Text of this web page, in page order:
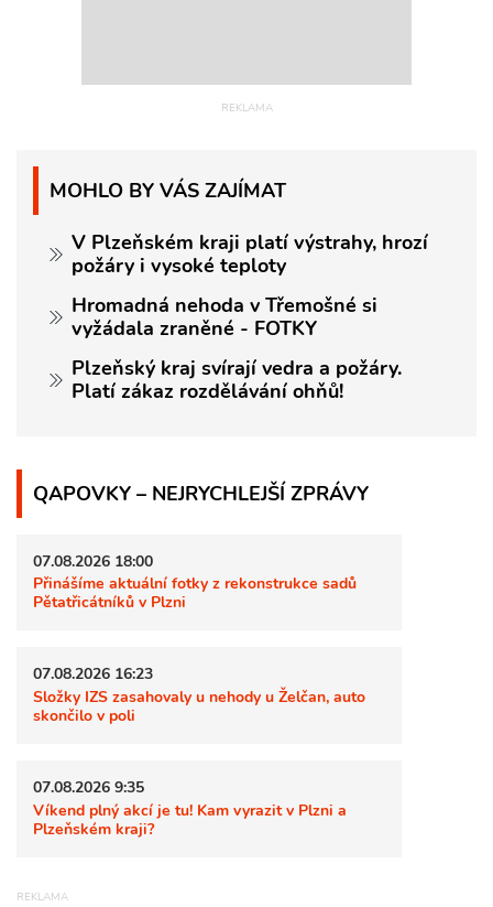
MOHLO BY VÁS ZAJÍMAT
V Plzeňském kraji platí výstrahy, hrozí
požáry i vysoké teploty
Hromadná nehoda v Třemošné si
vyžádala zraněné - FOTKY
Plzeňský kraj svírají vedra a požáry.
Platí zákaz rozdělávání ohňů!
QAPOVKY – NEJRYCHLEJŠÍ ZPRÁVY
07.08.2026 18:00
Přinášíme aktuální fotky z rekonstrukce sadů
Pětatřicátníků v Plzni
07.08.2026 16:23
Složky IZS zasahovaly u nehody u Želčan, auto
skončilo v poli
07.08.2026 9:35
Víkend plný akcí je tu! Kam vyrazit v Plzni a
Plzeňském kraji?